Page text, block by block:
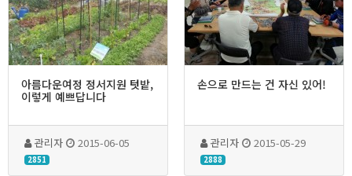
아름다운여정 정서지원 텃밭,
이렇게 예쁘답니다
관리자 2015-06-05
2851
손으로 만드는 건 자신 있어!
관리자 2015-05-29
2888